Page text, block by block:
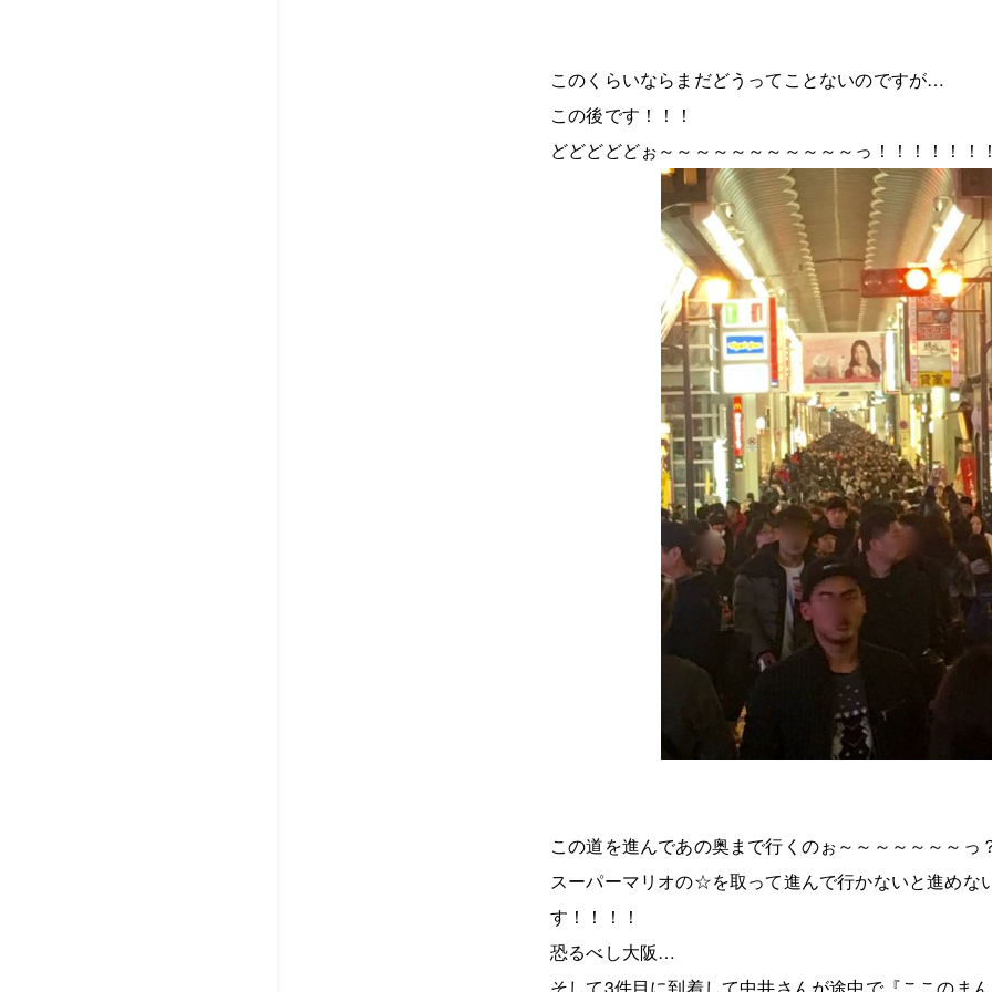
このくらいならまだどうってことないのですが…
この後です！！！
どどどどどぉ～～～～～～～～～～～っ！！！！！！
この道を進んであの奥まで行くのぉ～～～～～～～っ
スーパーマリオの☆を取って進んで行かないと進めな
す！！！！
恐るべし大阪…
そして3件目に到着して中井さんが途中で『ここのま